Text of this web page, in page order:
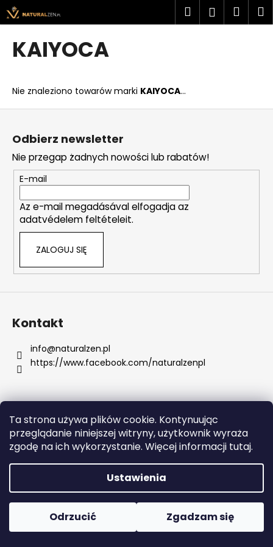
Ta strona używa plików cookie. Kontynuując
przeglądanie niniejszej witryny, użytkownik wyraża
zgodę na ich wykorzystanie. Więcej informacji tutaj.
Ustawienia
Odrzucić Zgadzam się
Przejść
do
treści
SzukajZaloguj
KAIYOCA
Nie znaleziono towarów marki KAIYOCA...
K
o
powrotem
powrotem
z
e
g
o
s
z
u
a
s
P
l
e
c
a
m
y
KOLAGEN
KAPSUŁEK
S
Odbierz newsletter
Nie przegap żadnych nowości lub rabatów!
E-mail
Az e-mail megadásával elfogadja az
adatvédelem feltételeit.
ZALOGUJ SIĘ
Kontakt
info@naturalzen.pl
https://www.facebook.com/naturalzenpl
Opracował Shoptet
Copyright 2026Naturalzen. Wszystkie prawa
zastrzeżone.
Edytuj ustawienia plików cookie